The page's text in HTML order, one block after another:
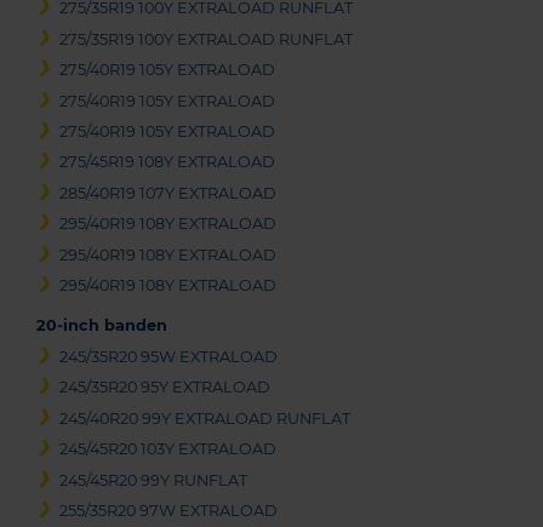
275/35R19 100Y EXTRALOAD RUNFLAT
275/35R19 100Y EXTRALOAD RUNFLAT
275/40R19 105Y EXTRALOAD
275/40R19 105Y EXTRALOAD
275/40R19 105Y EXTRALOAD
275/45R19 108Y EXTRALOAD
285/40R19 107Y EXTRALOAD
295/40R19 108Y EXTRALOAD
295/40R19 108Y EXTRALOAD
295/40R19 108Y EXTRALOAD
20-inch banden
245/35R20 95W EXTRALOAD
245/35R20 95Y EXTRALOAD
245/40R20 99Y EXTRALOAD RUNFLAT
245/45R20 103Y EXTRALOAD
245/45R20 99Y RUNFLAT
255/35R20 97W EXTRALOAD